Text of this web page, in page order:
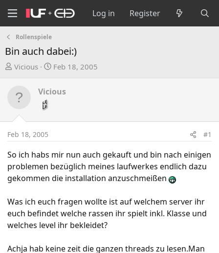
Log in Register
Rollenspiele
Bin auch dabei:)
T
e
d
s
t
a
r
e
Vicious
S
d
t
e
Feb 18, 2005
Vicious
Feb 18, 2005 #1
So ich habs mir nun auch gekauft und bin nach einigen
problemen bezüglich meines laufwerkes endlich dazu
gekommen die installation anzuschmeißen
Was ich euch fragen wollte ist auf welchem server ihr
euch befindet welche rassen ihr spielt inkl. Klasse und
welches level ihr bekleidet?
Achja hab keine zeit die ganzen threads zu lesen.Man